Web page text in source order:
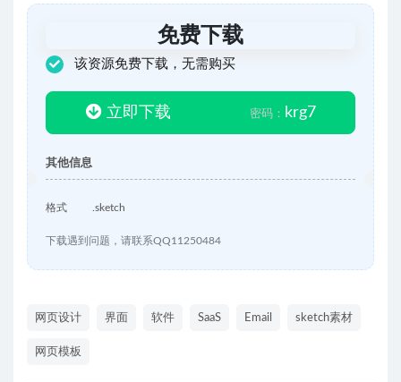
免费下载
该资源免费下载，无需购买
立即下载 密码： krg7
其他信息
格式 .sketch
下载遇到问题，请联系QQ11250484
网页设计 界面 软件 SaaS Email sketch素材
网页模板